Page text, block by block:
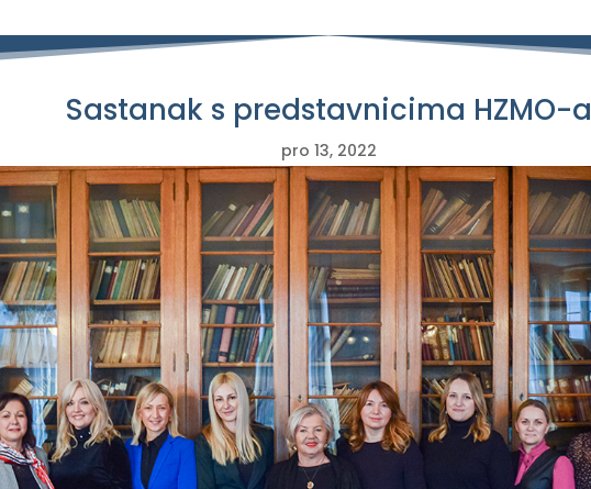
Sastanak s predstavnicima HZMO-a
pro 13, 2022